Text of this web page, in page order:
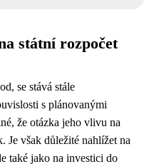
státní rozpočet
se stává stále
s plánovanými
že otázka jeho vlivu na
Je však důležité nahlížet na
také jako na investici do